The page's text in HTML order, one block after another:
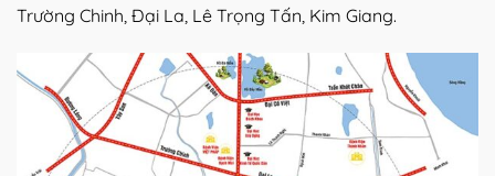
Trường Chinh, Đại La, Lê Trọng Tấn, Kim Giang.